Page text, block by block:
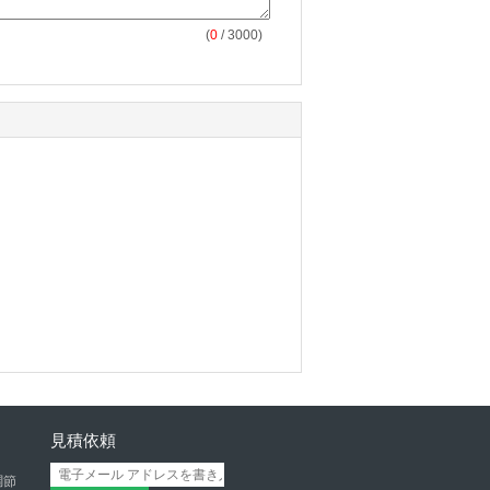
(0 / 3000)
見積依頼